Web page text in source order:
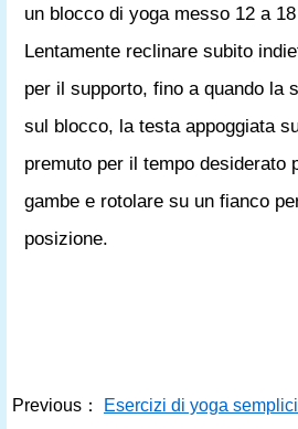
un blocco di yoga messo 12 a
Lentamente reclinare subito
per il supporto, fino a quando la
sul blocco, la testa appoggiata
premuto per il tempo desiderato
gambe e rotolare su un fianco
posizione.
Previous：
Esercizi di yoga semplici